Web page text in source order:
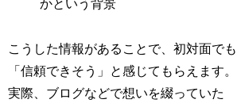
かという背景
こうした情報があることで、初対面でも
「信頼できそう」と感じてもらえます。
実際、ブログなどで想いを綴っていた